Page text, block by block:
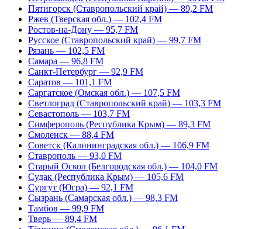
Пятигорск (Ставропольский край) — 89,2 FM
Ржев (Тверская обл.) — 102,4 FM
Ростов-на-Дону — 95,7 FM
Русское (Ставропольский край) — 99,7 FM
Рязань — 102,5 FM
Самара — 96,8 FM
Санкт-Петербург — 92,9 FM
Саратов — 101,1 FM
Саргатское (Омская обл.) — 107,5 FM
Светлоград (Ставропольский край) — 103,3 FM
Севастополь — 103,7 FM
Симферополь (Республика Крым) — 89,3 FM
Смоленск — 88,4 FM
Советск (Калининградская обл.) — 106,9 FM
Ставрополь — 93,0 FM
Старый Оскол (Белгородская обл.) — 104,0 FM
Судак (Республика Крым) — 105,6 FM
Сургут (Югра) — 92,1 FM
Сызрань (Самарская обл.) — 98,3 FM
Тамбов — 99,9 FM
Тверь — 89,4 FM